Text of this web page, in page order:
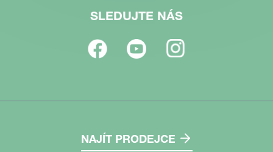
SLEDUJTE NÁS
NAJÍT PRODEJCE